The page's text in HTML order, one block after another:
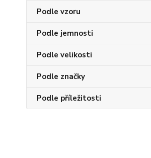
Podle vzoru
Podle jemnosti
Podle velikosti
Podle značky
Podle příležitosti